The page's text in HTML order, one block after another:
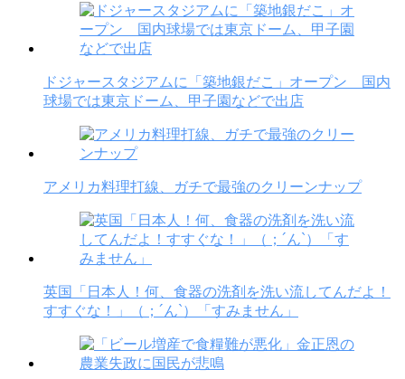
ドジャースタジアムに「築地銀だこ」オープン 国内
球場では東京ドーム、甲子園などで出店
アメリカ料理打線、ガチで最強のクリーンナップ
英国「日本人！何、食器の洗剤を洗い流してんだよ！
すすぐな！」（；´ん`）「すみません」